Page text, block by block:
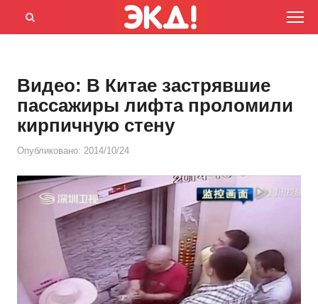
Menu
Открыть
Видео: В Китае застрявшие
пассажиры лифта проломили
кирпичную стену
Опубликовано: 2014/10/24